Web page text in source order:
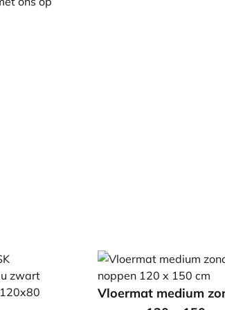
Vloermat medium